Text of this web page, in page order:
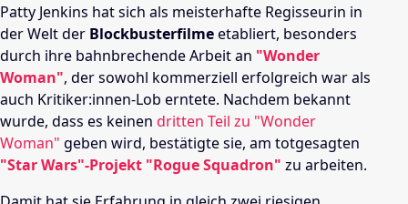
Patty Jenkins hat sich als meisterhafte Regisseurin in
der Welt der Blockbusterfilmeetabliert, besonders
durch ihre bahnbrechende Arbeit an "Wonder
Woman", der sowohl kommerziell erfolgreich war als
auch Kritiker:innen-Lob erntete. Nachdem bekannt
wurde, dass es keinen dritten Teil zu "Wonder
Woman" geben wird, bestätigte sie, am totgesagten
"Star Wars"-Projekt "Rogue Squadron" zu arbeiten.